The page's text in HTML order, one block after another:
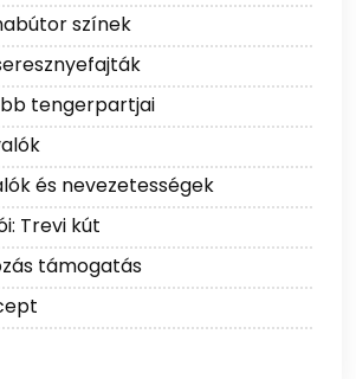
színek
tengerpartjai
és nevezetességek
Trevi kút
támogatás